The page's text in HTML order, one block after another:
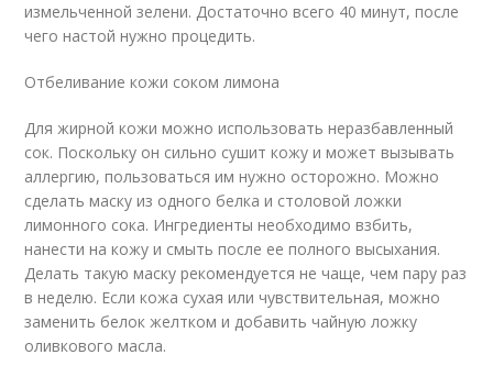
измельченной зелени. Достаточно всего 40 минут, после
чего настой нужно процедить.
Отбеливание кожи соком лимона
Для жирной кожи можно использовать неразбавленный
сок. Поскольку он сильно сушит кожу и может вызывать
аллергию, пользоваться им нужно осторожно. Можно
сделать маску из одного белка и столовой ложки
лимонного сока. Ингредиенты необходимо взбить,
нанести на кожу и смыть после ее полного высыхания.
Делать такую маску рекомендуется не чаще, чем пару раз
в неделю. Если кожа сухая или чувствительная, можно
заменить белок желтком и добавить чайную ложку
оливкового масла.